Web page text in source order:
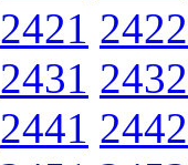
2421 2422
2431 2432
2441 2442